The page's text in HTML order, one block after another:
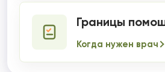
Границы
Когда нужен врач